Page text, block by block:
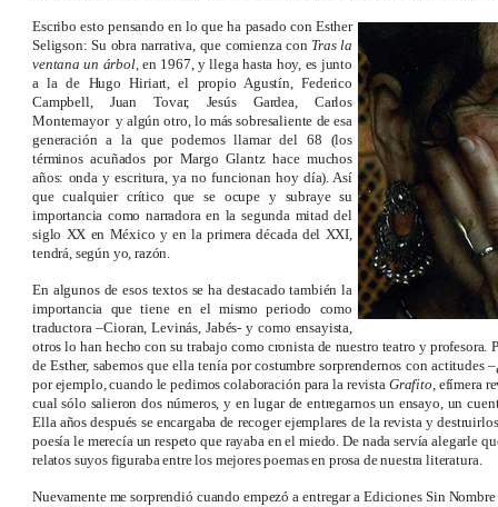
Escribo esto pensando en lo que ha pasado con Esther
Seligson: Su obra narrativa, que comienza con Tras la
ventana un árbol,en 1967, y llega hasta hoy, es junto
a la de Hugo Hiriart, el propio Agustín, Federico
Campbell, Juan Tovar, Jesús Gardea, Carlos
Montemayor y algún otro, lo más sobresaliente de esa
generación a la que podemos llamar del 68 (los
términos acuñados por Margo Glantz hace muchos
años: onda y escritura, ya no funcionan hoy día). Así
que cualquier crítico que se ocupe y subraye su
importancia como narradora en la segunda mitad del
siglo XX en México y en la primera década del XXI,
tendrá, según yo, razón.
En algunos de esos textos se ha destacado también la
importancia que tiene en el mismo periodo como
traductora –Cioran, Levinás, Jabés- y como ensayista,
otros lo han hecho con su trabajo como cronista de nuestro teatro y profesora.
de Esther, sabemos que ella tenía por costumbre sorprendernos con actitudes
por ejemplo, cuando le pedimos colaboración para la revista Grafito, efímera
cual sólo salieron dos números, y en lugar de entregarnos un ensayo, un
Ella años después se encargaba de recoger ejemplares de la revista y
poesía le merecía un respeto que rayaba en el miedo. De nada servía alegarle
relatos suyos figuraba entre los mejores poemas en prosa de nuestra literatura.
Nuevamente me sorprendió cuando empezó a entregar a Ediciones Sin